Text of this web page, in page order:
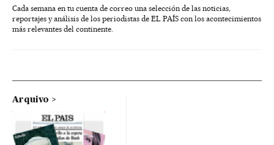
Cada semana en tu cuenta de correo una selección de las noticias,
reportajes y análisis de los periodistas de EL PAÍS con los acontecimientos
más relevantes del continente.
Arquivo